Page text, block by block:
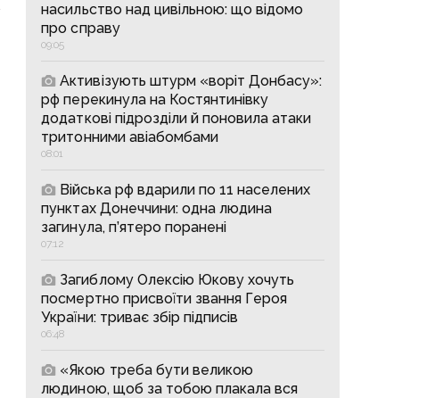
насильство над цивільною: що відомо
про справу
09:05
Активізують штурм «воріт Донбасу»:
рф перекинула на Костянтинівку
додаткові підрозділи й поновила атаки
тритонними авіабомбами
08:01
Війська рф вдарили по 11 населених
пунктах Донеччини: одна людина
загинула, п’ятеро поранені
07:12
Загиблому Олексію Юкову хочуть
посмертно присвоїти звання Героя
України: триває збір підписів
06:48
«Якою треба бути великою
людиною, щоб за тобою плакала вся